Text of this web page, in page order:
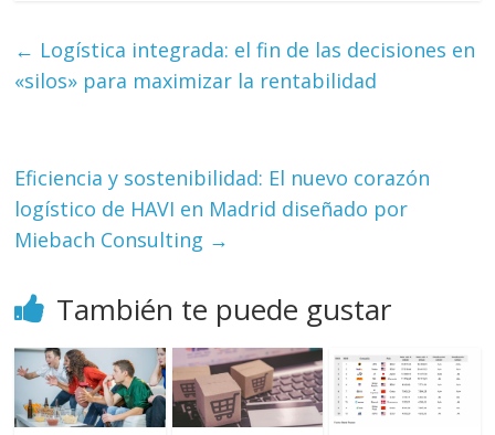
← Logística integrada: el fin de las decisiones en
«silos» para maximizar la rentabilidad
Eficiencia y sostenibilidad: El nuevo corazón
logístico de HAVI en Madrid diseñado por
Miebach Consulting →
También te puede gustar